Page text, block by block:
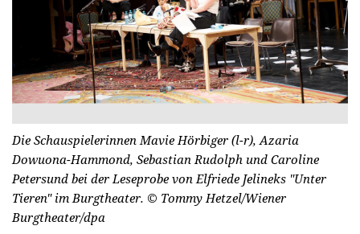
Die Schauspielerinnen Mavie Hörbiger (l-r), Azaria
Dowuona-Hammond, Sebastian Rudolph und Caroline
Petersund bei der Leseprobe von Elfriede Jelineks "Unter
Tieren" im Burgtheater. © Tommy Hetzel/Wiener
Burgtheater/dpa